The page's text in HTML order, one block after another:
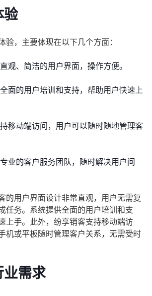
验
验，主要体现在以下几个方面：
观、简洁的用户界面，操作方便。
面的用户培训和支持，帮助用户快速上
移动端访问，用户可以随时随地管理客
业的客户服务团队，随时解决用户问
的用户界面设计非常直观，用户无需复
任务。系统提供全面的用户培训和支
上手。此外，纷享销客支持移动端访
机或平板随时管理客户关系，无需受时
业需求